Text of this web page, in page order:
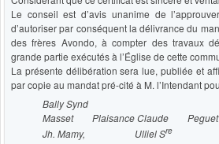
Le conseil est d’avis unanime de
d’autoriser par conséquent la délivrance du
des frères Avondo, à compter des travaux
grande partie exécutés à l’Église de cette
La présente délibération sera lue, publiée et
par copie au mandat pré-cité à M. l’Intendant
Bally Synd
Masset Plaisance Claude Peguet
Jh. Mamy, UllielSre